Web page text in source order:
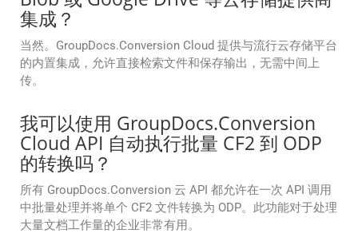
集成？
当然。GroupDocs.Conversion Cloud 提供与流行云存储平台
的内置集成，允许直接检索文件和保存输出，无需中间上
传。
我可以使用 GroupDocs.Conversion
Cloud API 自动执行批量 CF2 到 ODP
的转换吗？
所有 GroupDocs.Conversion 云 API 都允许在一次 API 调用
中批量处理并将单个 CF2 文件转换为 ODP。此功能对于处理
大量文档工作量的企业非常有用。